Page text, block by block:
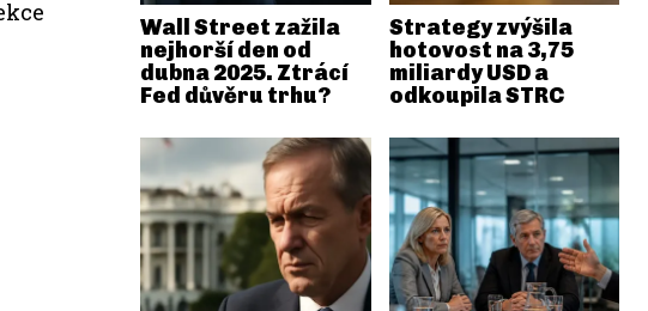
Wall Street zažila
nejhorší den od
dubna 2025. Ztrácí
Fed důvěru trhu?
Strategy zvýšila
hotovost na 3,75
miliardy USD a
odkoupila STRC